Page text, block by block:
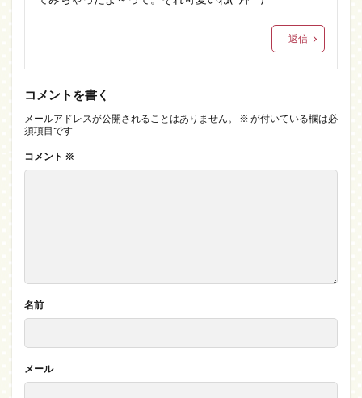
返信
コメントを書く
メールアドレスが公開されることはありません。 ※ が付いている欄は必
須項目です
コメント ※
名前
メール